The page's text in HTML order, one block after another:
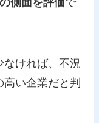
なければ、不況
い企業だと判